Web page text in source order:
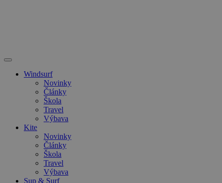
Windsurf
Novinky
Články
Škola
Travel
Výbava
Kite
Novinky
Články
Škola
Travel
Výbava
Sup & Surf